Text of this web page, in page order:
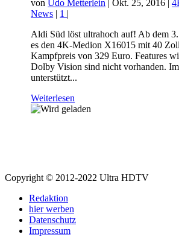
vonUdo Metterlein |Okt. 25, 2016 |
News | 1 |
Aldi Süd löst ultrahoch auf! Ab dem
es den 4K-Medion X16015 mit 40
Kampfpreis von 329 Euro. Features
Dolby Vision sind nicht vorhanden.
unterstützt...
Weiterlesen
Copyright © 2012-2022 Ultra HDTV
Redaktion
hier werben
Datenschutz
Impressum